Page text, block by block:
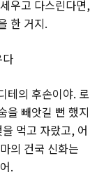
우고 다스린다면,
한 거지.
테의 후손이야. 로
을 빼앗길 뻔 했지
먹고 자랐고, 어
의 건국 신화는
.